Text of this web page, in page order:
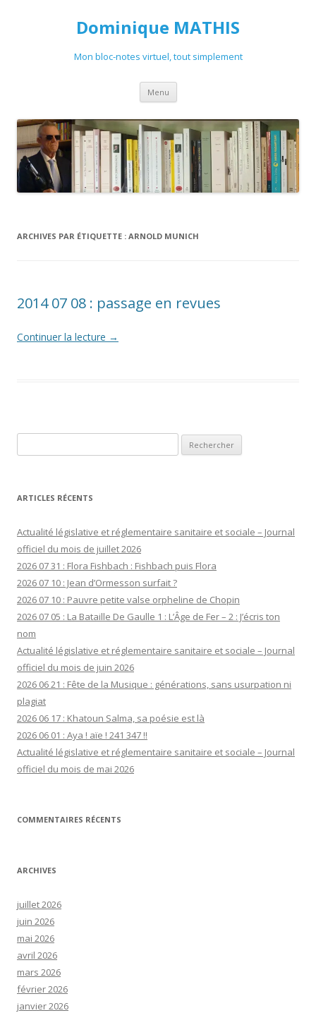
Dominique MATHIS
Mon bloc-notes virtuel, tout simplement
Menu Aller
contenu
ARCHIVES PAR ÉTIQUETTE : ARNOLD MUNICH
2014 07 08 : passage en revues
Continuer la lecture →
ARTICLES RÉCENTS
Actualité législative et réglementaire sanitaire et sociale – Journal
officiel du mois de juillet 2026
2026 07 31 : Flora Fishbach : Fishbach puis Flora
2026 07 10 : Jean d’Ormesson surfait ?
2026 07 10 : Pauvre petite valse orpheline de Chopin
2026 07 05 : La Bataille De Gaulle 1 : L’Âge de Fer – 2 : J’écris ton
nom
Actualité législative et réglementaire sanitaire et sociale – Journal
officiel du mois de juin 2026
2026 06 21 : Fête de la Musique : générations, sans usurpation ni
plagiat
2026 06 17 : Khatoun Salma, sa poésie est là
2026 06 01 : Aya ! aïe ! 241 347 !!
Actualité législative et réglementaire sanitaire et sociale – Journal
officiel du mois de mai 2026
COMMENTAIRES RÉCENTS
ARCHIVES
juillet 2026
juin 2026
mai 2026
avril 2026
mars 2026
février 2026
janvier 2026